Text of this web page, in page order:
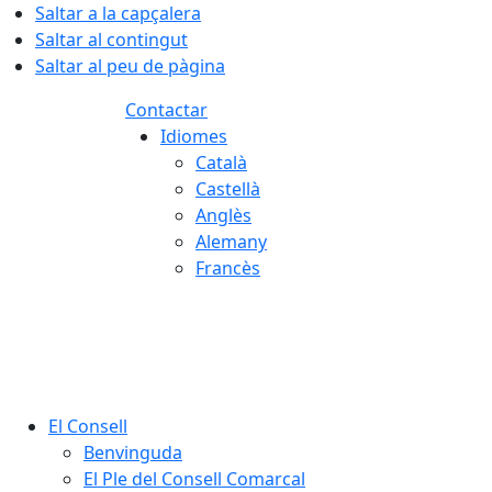
Saltar a la capçalera
Saltar al contingut
Saltar al peu de pàgina
Contactar
Idiomes
Català
Castellà
Anglès
Alemany
Francès
El Consell
Benvinguda
El Ple del Consell Comarcal